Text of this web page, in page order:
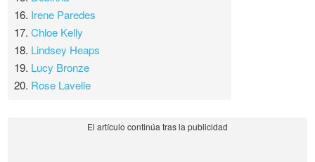
16. Irene Paredes
17.Chloe Kelly
18. Lindsey Heaps
19. Lucy Bronze
20. Rose Lavelle